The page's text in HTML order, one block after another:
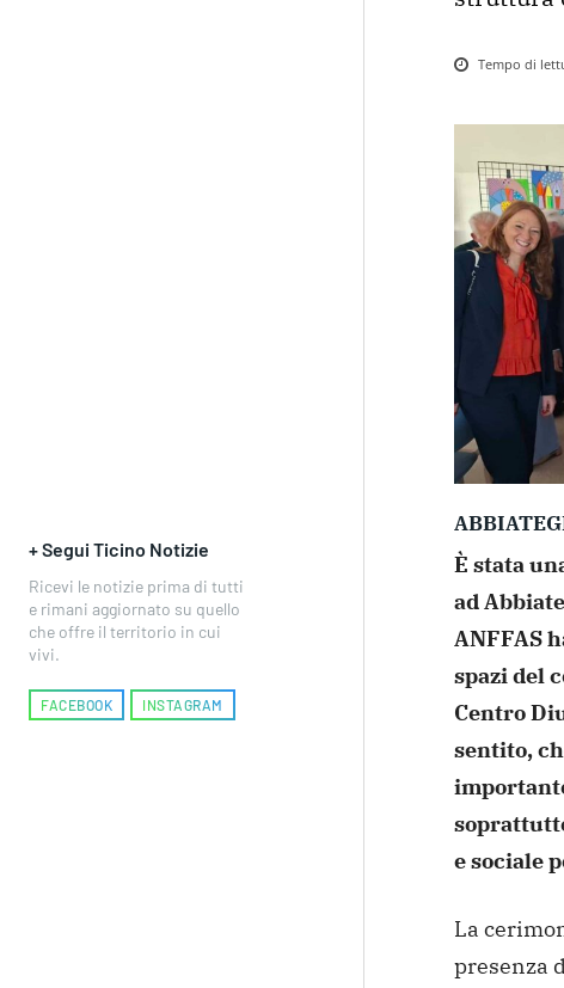
Tempo di
+ Segui Ticino Notizie
Ricevi le notizie prima di tutti
e rimani aggiornato su quello
che offre il territorio in cui
vivi.
FACEBOOK INSTAGRAM
È stata
ad
ANFFAS
spazi del
Centro
sentito,
e sociale
La
presenza